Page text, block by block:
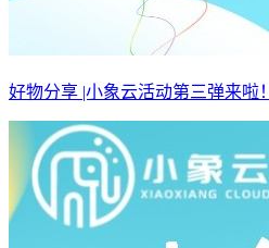
好物分享 |小象云活动第三弹来啦！